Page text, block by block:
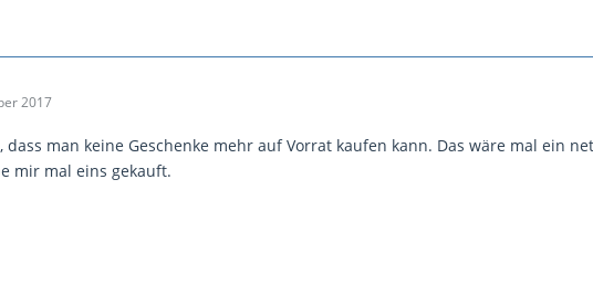
2017
dass man keine Geschenke mehr auf Vorrat kaufen kann. Das wäre mal ein
mir mal eins gekauft.